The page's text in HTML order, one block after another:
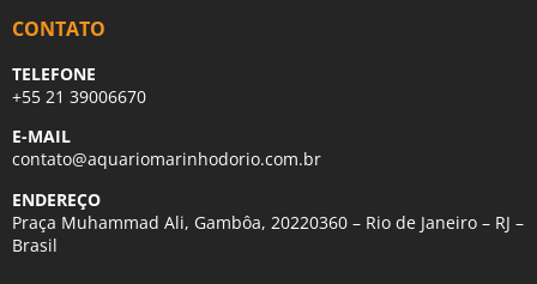
CONTATO
TELEFONE
+55 21 39006670
E-MAIL
contato@aquariomarinhodorio.com.br
ENDEREÇO
Praça Muhammad Ali, Gambôa, 20220360 – Rio de Janeiro – RJ –
Brasil